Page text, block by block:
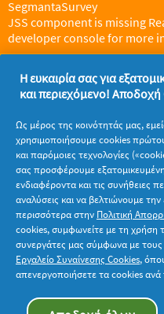
SegmantaSurvey
JSS component is missing
developer console for more
Σχετικά με την P&G
Νομικά
Ακολουθήστε μας
© 2026 Procter & Gamble. Με
Η ευκαιρία σας για
και περιεχόμενο!
Ως μέρος της κοινότητάς μας,
χρησιμοποιήσουμε cookies
και παρόμοιες τεχνολογίες
σας προσφέρουμε
ενδιαφέροντα και τις συνήθειες
αναλύσεις και να βελτιώνουμε
περισσότερα στην Πολιτική
cookies, συμφωνείτε με τη χρήση
συνεργάτες μας σύμφωνα με
Εργαλείο Συναίνεσης Cookies,
απενεργοποιήσετε τα cookies ανά